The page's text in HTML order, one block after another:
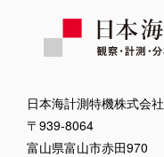
日本海計測特機株式会社
〒939-8064
富山県富山市赤田970